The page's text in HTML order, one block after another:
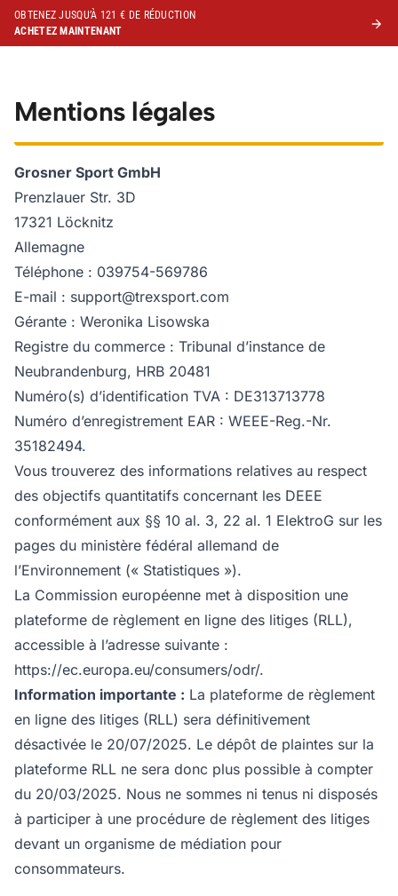
OBTENEZ JUSQU’À 121 € DE RÉDUCTION
ACHETEZ MAINTENANT
Mentions légales
Grosner Sport GmbH
Prenzlauer Str. 3D
17321 Löcknitz
Allemagne
Téléphone : 039754-569786
E-mail : support@trexsport.com
Gérante : Weronika Lisowska
Registre du commerce : Tribunal d’instance de
Neubrandenburg, HRB 20481
Numéro(s) d’identification TVA : DE313713778
Numéro d’enregistrement EAR : WEEE-Reg.-Nr.
35182494.
Vous trouverez des informations relatives au respect
des objectifs quantitatifs concernant les DEEE
conformément aux §§ 10 al. 3, 22 al. 1 ElektroG sur les
pages du ministère fédéral allemand de
l’Environnement (« Statistiques »).
La Commission européenne met à disposition une
plateforme de règlement en ligne des litiges (RLL),
accessible à l’adresse suivante :
https://ec.europa.eu/consumers/odr/.
Information importante : La plateforme de règlement
en ligne des litiges (RLL) sera définitivement
désactivée le 20/07/2025. Le dépôt de plaintes sur la
plateforme RLL ne sera donc plus possible à compter
du 20/03/2025. Nous ne sommes ni tenus ni disposés
à participer à une procédure de règlement des litiges
devant un organisme de médiation pour
consommateurs.